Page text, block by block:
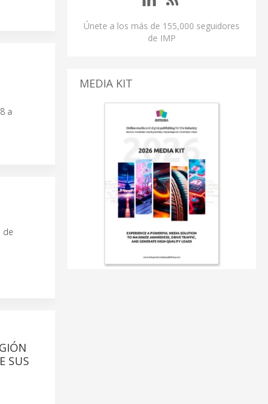
a
de
SUS
Únete a los más de 155,000 seguidores
de IMP
MEDIA KIT